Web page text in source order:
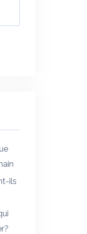
ils